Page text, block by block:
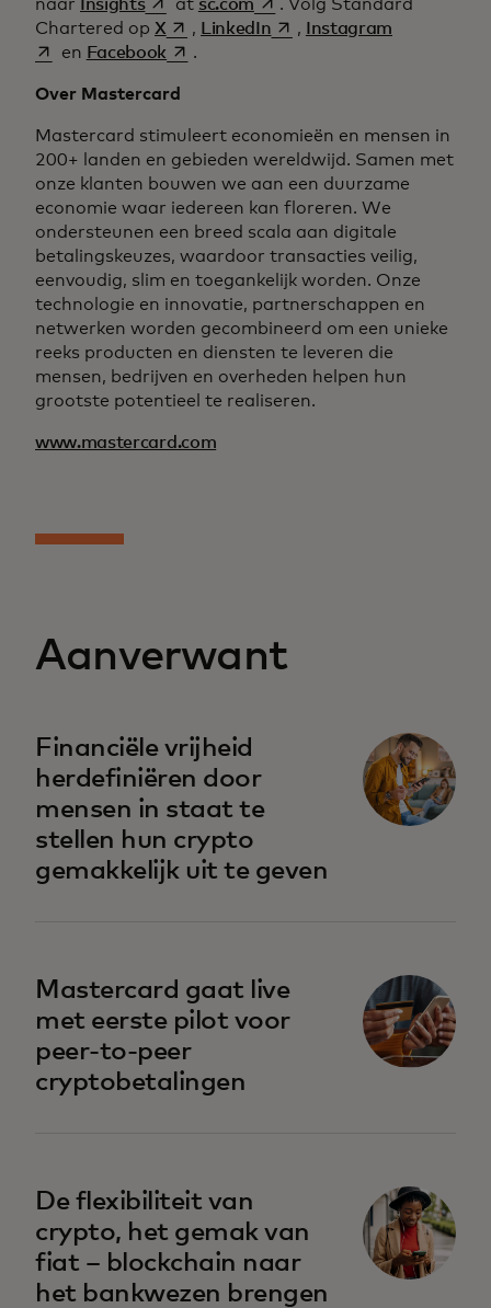
naar Insights at sc.com
. Volg Standard
Chartered op Xopens in a new tab
, LinkedInopens in a new tab
, Instagram
en Facebook opens in a new tab
.
Over Mastercard
Mastercard stimuleert economieën en mensen in
200+ landen en gebieden wereldwijd. Samen met
onze klanten bouwen we aan een duurzame
economie waar iedereen kan floreren. We
ondersteunen een breed scala aan digitale
betalingskeuzes, waardoor transacties veilig,
eenvoudig, slim en toegankelijk worden. Onze
technologie en innovatie, partnerschappen en
netwerken worden gecombineerd om een unieke
reeks producten en diensten te leveren die
mensen, bedrijven en overheden helpen hun
grootste potentieel te realiseren.
www.mastercard.com
Aanverwant
Financiële vrijheid
herdefiniëren door
mensen in staat te
stellen hun crypto
gemakkelijk uit te geven
Mastercard gaat live
met eerste pilot voor
peer-to-peer
cryptobetalingen
De flexibiliteit van
crypto, het gemak van
fiat – blockchain naar
het bankwezen brengen